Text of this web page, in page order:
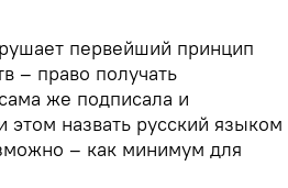
первейший принцип
– право получать
же подписала и
назвать русский языком
– как минимум для